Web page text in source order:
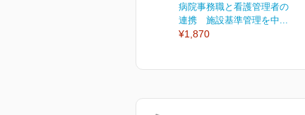
病院事務職と看護管理者の
連携 施設基準管理を中...
¥1,870